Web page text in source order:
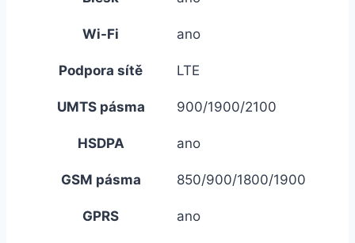
Wi-Fi ano
Podpora sítě LTE
UMTS pásma 900/1900/2100
HSDPA ano
GSM pásma 850/900/1800/1900
GPRS ano